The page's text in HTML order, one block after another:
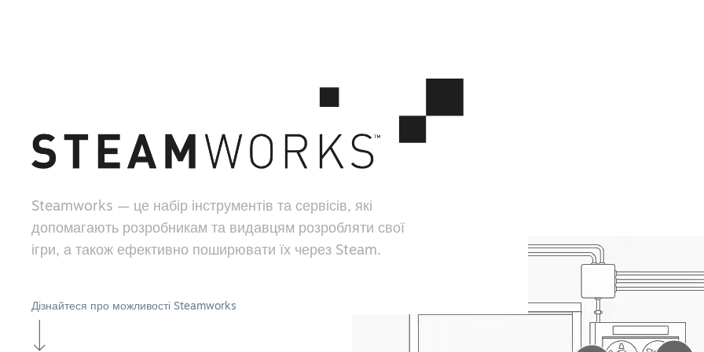
Steamworks — це набір інструментів та сервісів, які
допомагають розробникам та видавцям розробляти свої
ігри, а також ефективно поширювати їх через Steam.
Дізнайтеся про можливості Steamworks